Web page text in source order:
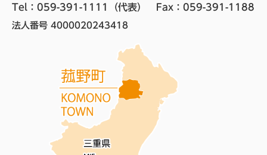
Tel：059-391-1111（代表）
Fax：059-391-1188
法人番号 4000020243418